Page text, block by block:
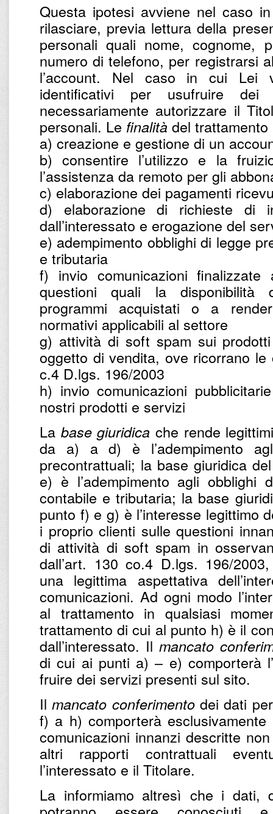
Questa ipotesi avviene nel caso
rilasciare, previa lettura della
personali quali nome, cognome,
numero di telefono, per registrarsi
l’account. Nel caso in cui Lei
identificativi per usufruire
necessariamente autorizzare il
personali. Le finalità del
a) creazione e gestione di un
b) consentire l’utilizzo e la
l’assistenza da remoto per gli
c) elaborazione dei pagamenti
d) elaborazione di richieste di
dall’interessato e erogazione del
e) adempimento obblighi di legge
e tributaria
f) invio comunicazioni
questioni quali la disponibilità
programmi acquistati o a
normativi applicabili al settore
g) attività di soft spam sui
oggetto di vendita, ove ricorrano le
c.4 D.lgs. 196/2003
h) invio comunicazioni
nostri prodotti e servizi
La base giuridica che rende
da a) a d) è l’adempimento
precontrattuali; la base giuridica
e) è l’adempimento agli obblighi
contabile e tributaria; la base
punto f) e g) è l’interesse legittimo
i proprio clienti sulle questioni
di attività di soft spam in
dall’art. 130 co.4 D.lgs. 196/
una legittima aspettativa
comunicazioni. Ad ogni modo
al trattamento in qualsiasi
trattamento di cui al punto h) è il
dall’interessato. Il mancato
di cui ai punti a) – e) comporterà
fruire dei servizi presenti sul sito.
Ilmancato conferimentodei dati
f) a h) comporterà esclusivamente
comunicazioni innanzi descritte
altri rapporti contrattuali
l’interessato e il Titolare.
La informiamo altresì che i dati,